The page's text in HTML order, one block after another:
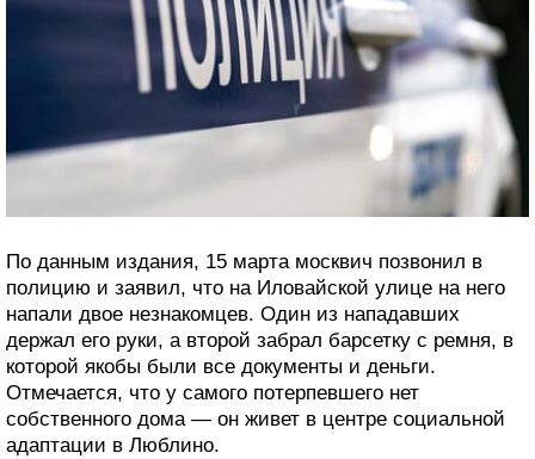
По данным издания, 15 марта москвич позвонил в
полицию и заявил, что на Иловайской улице на него
напали двое незнакомцев. Один из нападавших
держал его руки, а второй забрал барсетку с ремня, в
которой якобы были все документы и деньги.
Отмечается, что у самого потерпевшего нет
собственного дома — он живет в центре социальной
адаптации в Люблино.